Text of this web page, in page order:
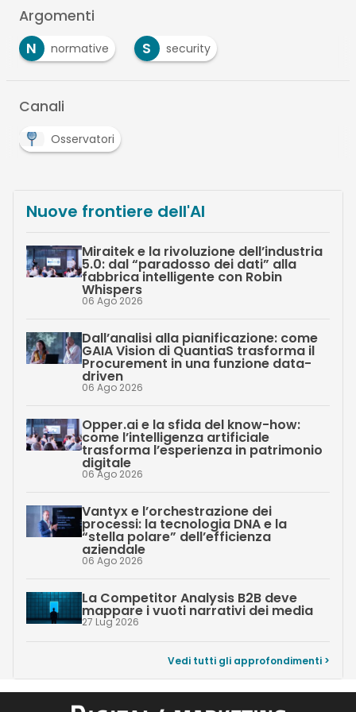
Argomenti
N
normative S security
Canali
Osservatori
Nuove frontiere dell'AI
Miraitek e la rivoluzione dell’industria
5.0: dal “paradosso dei dati” alla
fabbrica intelligente con Robin
Whispers
06 Ago 2026
Dall’analisi alla pianificazione: come
GAIA Vision di QuantiaS trasforma il
Procurement in una funzione data-
driven
06 Ago 2026
Opper.ai e la sfida del know-how:
come l’intelligenza artificiale
trasforma l’esperienza in patrimonio
digitale
06 Ago 2026
Vantyx e l’orchestrazione dei
processi: la tecnologia DNA e la
“stella polare” dell’efficienza
aziendale
06 Ago 2026
La Competitor Analysis B2B deve
mappare i vuoti narrativi dei media
27 Lug 2026
Vedi tutti gli approfondimenti >